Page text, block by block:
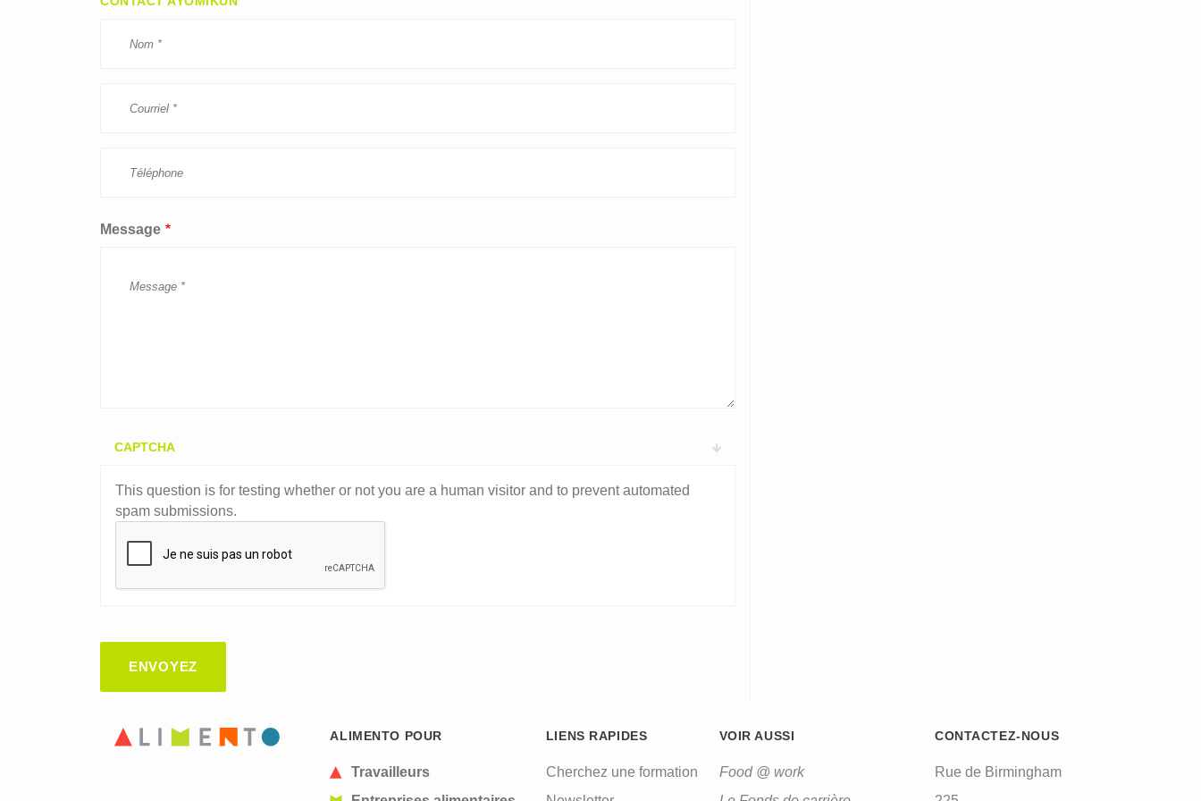
Message
CAPTCHA
This question is for testing whether or not you are a human visitor and to prevent automated
spam submissions.
ALIMENTO POUR
Travailleurs
LIENS RAPIDES
Cherchez une formation
VOIR AUSSI
Food @ work
CONTACTEZ-NOUS
Rue de Birmingham